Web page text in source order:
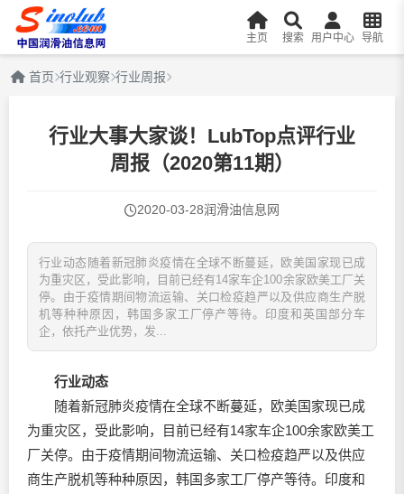
主页 搜索 用户中心 导航
首页 行业观察 行业周报
行业大事大家谈！LubTop点评行业
周报（2020第11期）
2020-03-28润滑油信息网
行业动态随着新冠肺炎疫情在全球不断蔓延，欧美国家现已成
为重灾区，受此影响，目前已经有14家车企100余家欧美工厂关
停。由于疫情期间物流运输、关口检疫趋严以及供应商生产脱
机等种种原因，韩国多家工厂停产等待。印度和英国部分车
企，依托产业优势，发...
行业动态
随着新冠肺炎疫情在全球不断蔓延，欧美国家现已成
为重灾区，受此影响，目前已经有14家车企100余家欧美工
厂关停。由于疫情期间物流运输、关口检疫趋严以及供应
商生产脱机等种种原因，韩国多家工厂停产等待。印度和